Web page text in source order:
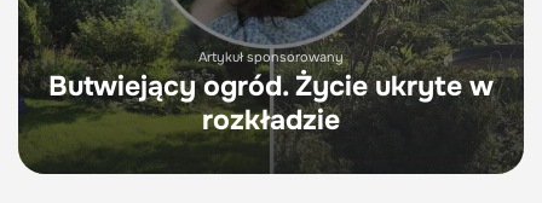
Artykuł sponsorowany
Butwiejący ogród. Życie ukryte w
rozkładzie